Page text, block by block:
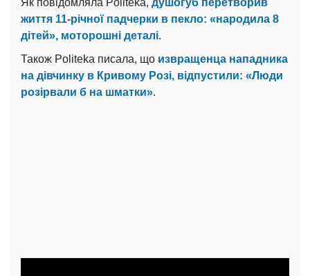
Як повідомляла Politeka, душогуб перетворив
життя 11-річної падчерки в пекло: «народила 8
дітей», моторошні деталі.
Також Politeka писала, що извращенца нападника
на дівчинку в Кривому Розі, відпустили: «Люди
розірвали б на шматки».